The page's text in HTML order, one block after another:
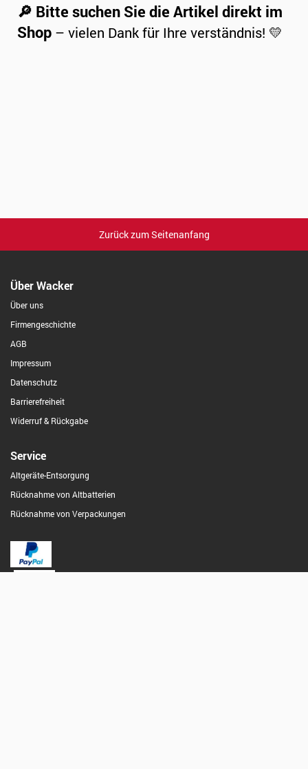
🔎 Bitte suchen Sie die Artikel direkt im
Shop – vielen Dank für Ihre verständnis! 💛
Zurück zum Seitenanfang
Über Wacker
Über uns
Firmengeschichte
AGB
Impressum
Datenschutz
Barrierefreiheit
Widerruf & Rückgabe
Service
Altgeräte-Entsorgung
Rücknahme von Altbatterien
Rücknahme von Verpackungen